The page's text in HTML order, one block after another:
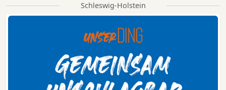
Schleswig-Holstein